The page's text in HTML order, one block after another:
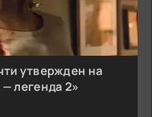
утвержден на
легенда 2»